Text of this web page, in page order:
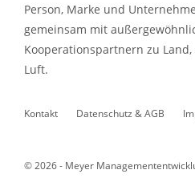
Person, Marke und
gemeinsam mit
Kooperationspartnern zu
Luft.
Kontakt Datenschutz & AGB
© 2026 - Meyer